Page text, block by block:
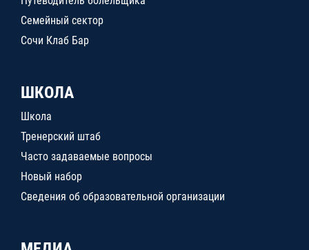
Семейный сектор
Сочи Клаб Бар
ШКОЛА
Школа
Тренерский штаб
Часто задаваемые вопросы
Новый набор
Сведения об образовательной организации